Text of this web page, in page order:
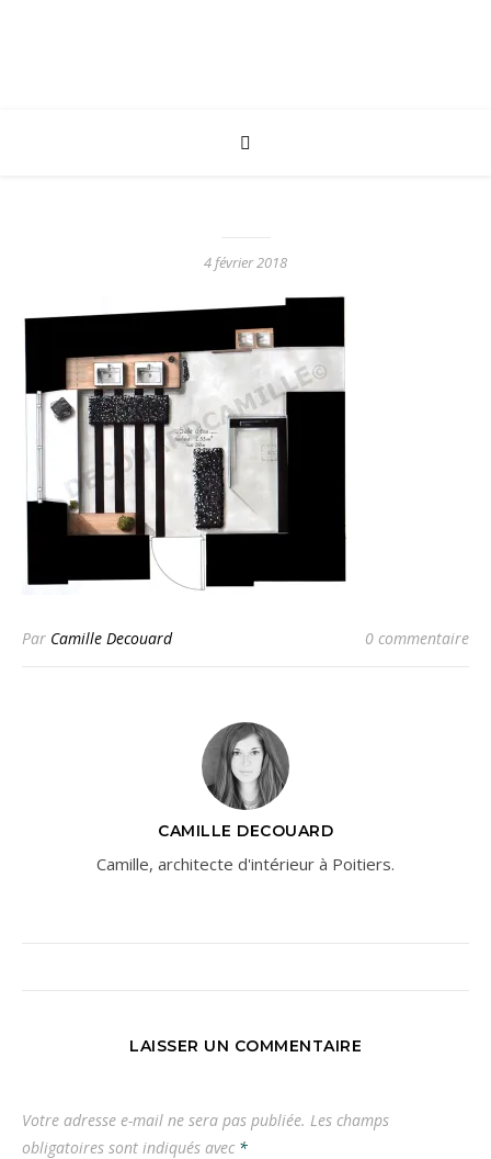
4 février 2018
Par Camille Decouard 0 commentaire
CAMILLE DECOUARD
Camille, architecte d'intérieur à Poitiers.
LAISSER UN COMMENTAIRE
Votre adresse e-mail ne sera pas publiée. Les champs
obligatoires sont indiqués avec *